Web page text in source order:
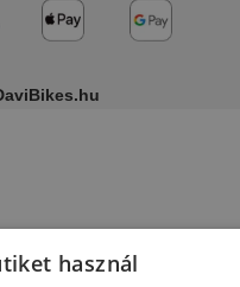
használ